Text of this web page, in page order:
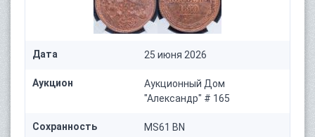
Дата 25 июня 2026
Аукцион
Аукционный Дом
"Александр" # 165
Сохранность
MS61 BN